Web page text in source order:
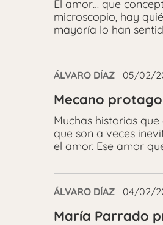
El amor… que
microscopio, hay
mayoría lo han
ÁLVARO DÍAZ 05/02/
Mecano
Muchas historias
que son a veces
el amor. Ese amor
ÁLVARO DÍAZ 04/02/
María Parrado